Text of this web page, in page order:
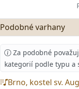
Podobné varhany
Za podobné
kategorií podle typu a
Brno, kostel sv.